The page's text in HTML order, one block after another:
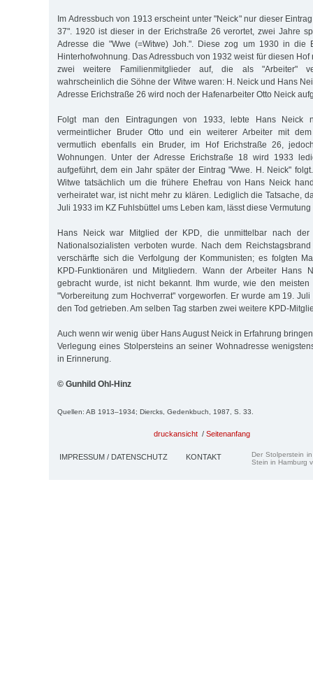
Im Adressbuch von 1913 erscheint unter "Neick" nur dieser
37". 1920 ist dieser in der Erichstraße 26 verortet, zwei Jahre
Adresse die "Wwe (=Witwe) Joh.". Diese zog um 1930 in die
Hinterhofwohnung. Das Adressbuch von 1932 weist für diesen
zwei weitere Familienmitglieder auf, die als "Arbeiter"
wahrscheinlich die Söhne der Witwe waren: H. Neick und Hans
Adresse Erichstraße 26 wird noch der Hafenarbeiter Otto Neick
Folgt man den Eintragungen von 1933, lebte Hans Neick
vermeintlicher Bruder Otto und ein weiterer Arbeiter mit
vermutlich ebenfalls ein Bruder, im Hof Erichstraße 26,
Wohnungen. Unter der Adresse Erichstraße 18 wird 1933
aufgeführt, dem ein Jahr später der Eintrag "Wwe. H. Neick"
Witwe tatsächlich um die frühere Ehefrau von Hans Neick
verheiratet war, ist nicht mehr zu klären. Lediglich die Tatsache,
Juli 1933 im KZ Fuhlsbüttel ums Leben kam, lässt diese Vermutung
Hans Neick war Mitglied der KPD, die unmittelbar nach der
Nationalsozialisten verboten wurde. Nach dem
verschärfte sich die Verfolgung der Kommunisten; es folgten
KPD-Funktionären und Mitgliedern. Wann der Arbeiter Hans
gebracht wurde, ist nicht bekannt. Ihm wurde, wie den meisten
"Vorbereitung zum Hochverrat" vorgeworfen. Er wurde am 19.
den Tod getrieben. Am selben Tag starben zwei weitere KPD-
Auch wenn wir wenig über Hans August Neick in Erfahrung
Verlegung eines Stolpersteins an seiner Wohnadresse
in Erinnerung.
© Gunhild Ohl-Hinz
Quellen: AB 1913–1934; Diercks, Gedenkbuch, 1987, S. 33.
druckansicht / Seitenanfang
IMPRESSUM / DATENSCHUTZ KONTAKT
Der Stolperstein
Stein in Hamburg